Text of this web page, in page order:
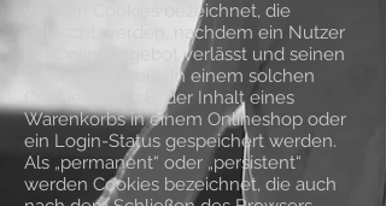
werden Cookies bezeichnet, die
gelöscht werden, nachdem ein Nutzer
ein Onlineangebot verlässt und seinen
Browser schließt. In einem solchen
Cookie kann z.B. der Inhalt eines
Warenkorbs in einem Onlineshop oder
ein Login-Status gespeichert werden.
Als „permanent“ oder „persistent“
werden Cookies bezeichnet, die auch